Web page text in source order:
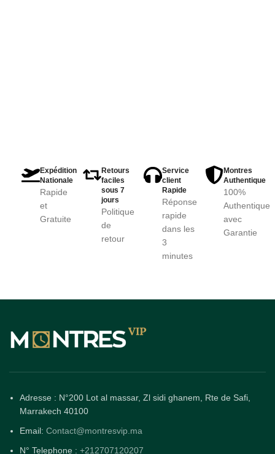
Expédition
Nationale
Rapide
et
Gratuite
Retours
faciles
sous 7
jours
Politique
de
retour
Service
client
Rapide
Réponse
rapide
dans les
3
minutes
Montres
Authentique
100%
Authentique
avec
Garantie
Adresse : N°200 Lot al massar, Zl sidi ghanem, Rte de Safi,
Marrakech 40100
Email: Contact@montresvip.ma
N° Telephone : +212707120207